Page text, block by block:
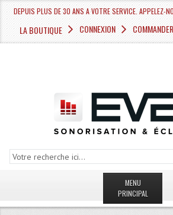
DEPUIS PLUS DE 30 ANS A VOTRE SERVICE.
LA BOUTIQUE CONNEXION COMMANDER
MENU
PRINCIPAL